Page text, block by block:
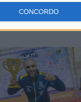
CONCORDO
BRUNO SANTOS VENCE E
LIDERANÇA DO